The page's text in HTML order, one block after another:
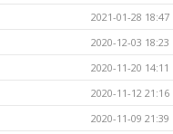
2021-01-28 18:47
2020-12-03 18:23
2020-11-20 14:11
2020-11-12 21:16
2020-11-09 21:39